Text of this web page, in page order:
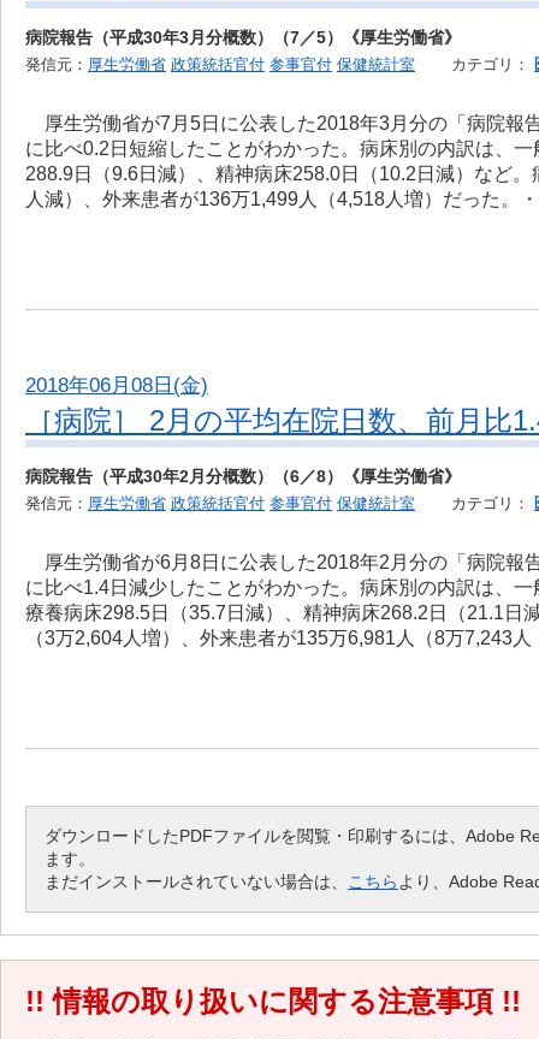
病院報告（平成30年3月分概数）（7／5）《厚生労働省》
発信元： 厚生労働省 政策統括官付 参事官付 保健統計室 カテゴリ：
厚生労働省が7月5日に公表した2018年3月分の「病院報
に比べ0.2日短縮したことがわかった。病床別の内訳は、
288.9日（9.6日減）、精神病床258.0日（10.2日減）など
人減）、外来患者が136万1,499人（4,518人増）だった。
2018年06月08日(金)
［病院］ 2月の平均在院日数、前月
病院報告（平成30年2月分概数）（6／8）《厚生労働省》
発信元： 厚生労働省 政策統括官付 参事官付 保健統計室 カテゴリ：
厚生労働省が6月8日に公表した2018年2月分の「病院報
に比べ1.4日減少したことがわかった。病床別の内訳は、
療養病床298.5日（35.7日減）、精神病床268.2日（21.1
（3万2,604人増）、外来患者が135万6,981人（8万7,243人
ダウンロードしたPDFファイルを閲覧・印刷するには、Adobe
ます。
まだインストールされていない場合は、
こちら より、Adobe
!! 情報の取り扱いに関する注意事項 !!